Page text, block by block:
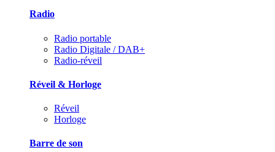
Radio
Radio portable
Radio Digitale / DAB+
Radio-réveil
Réveil & Horloge
Réveil
Horloge
Barre de son